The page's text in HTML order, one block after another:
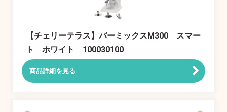
【チェリーテラス】バーミックスM300 スマー
ト ホワイト 100030100
商品詳細を見る